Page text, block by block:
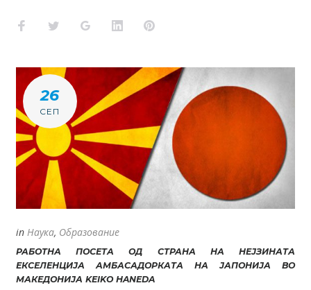
Facebook
TwitterGoogle+LinkedInPinterest
26
СЕП
in Наука, Образование
РАБОТНА ПОСЕТА ОД СТРАНА НА НЕЈЗИНАТА
ЕКСЕЛЕНЦИЈА АМБАСАДОРКАТА НА ЈАПОНИЈА ВО
МАКЕДОНИЈА KEIKO HANEDA